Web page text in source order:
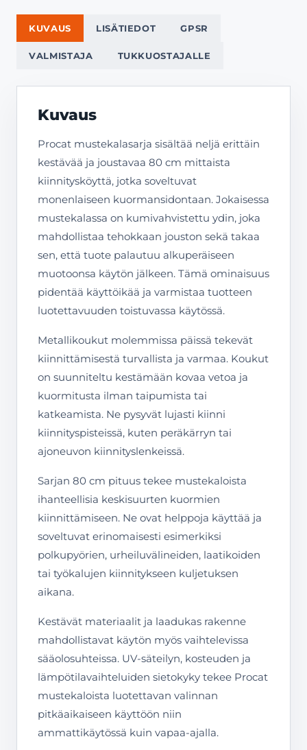
KUVAUS LISÄTIEDOT GPSR
VALMISTAJA TUKKUOSTAJALLE
Kuvaus
Procat mustekalasarja sisältää neljä erittäin
kestävää ja joustavaa 80 cm mittaista
kiinnitysköyttä, jotka soveltuvat
monenlaiseen kuormansidontaan. Jokaisessa
mustekalassa on kumivahvistettu ydin, joka
mahdollistaa tehokkaan jouston sekä takaa
sen, että tuote palautuu alkuperäiseen
muotoonsa käytön jälkeen. Tämä ominaisuus
pidentää käyttöikää ja varmistaa tuotteen
luotettavuuden toistuvassa käytössä.
Metallikoukut molemmissa päissä tekevät
kiinnittämisestä turvallista ja varmaa. Koukut
on suunniteltu kestämään kovaa vetoa ja
kuormitusta ilman taipumista tai
katkeamista. Ne pysyvät lujasti kiinni
kiinnityspisteissä, kuten peräkärryn tai
ajoneuvon kiinnityslenkeissä.
Sarjan 80 cm pituus tekee mustekaloista
ihanteellisia keskisuurten kuormien
kiinnittämiseen. Ne ovat helppoja käyttää ja
soveltuvat erinomaisesti esimerkiksi
polkupyörien, urheiluvälineiden, laatikoiden
tai työkalujen kiinnitykseen kuljetuksen
aikana.
Kestävät materiaalit ja laadukas rakenne
mahdollistavat käytön myös vaihtelevissa
sääolosuhteissa. UV-säteilyn, kosteuden ja
lämpötilavaihteluiden sietokyky tekee Procat
mustekaloista luotettavan valinnan
pitkäaikaiseen käyttöön niin
ammattikäytössä kuin vapaa-ajalla.